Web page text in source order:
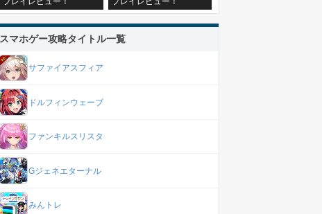
スマホゲー攻略タイトル一覧
サファイアスフィア
ドルフィンウェーブ
ファンキルスリスタ
Gジェネエターナル
みんトレ